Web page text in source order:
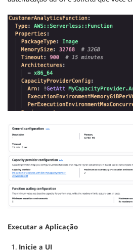
Executar a Aplicação
Inicie a UI